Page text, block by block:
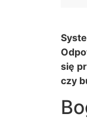
się
czy